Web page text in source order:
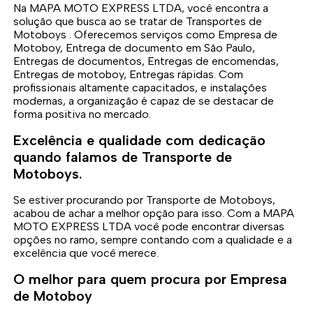
Na MAPA MOTO EXPRESS LTDA, você encontra a
solução que busca ao se tratar de Transportes de
Motoboys . Oferecemos serviços como Empresa de
Motoboy, Entrega de documento em São Paulo,
Entregas de documentos, Entregas de encomendas,
Entregas de motoboy, Entregas rápidas. Com
profissionais altamente capacitados, e instalações
modernas, a organização é capaz de se destacar de
forma positiva no mercado.
Excelência e qualidade com dedicação
quando falamos de Transporte de
Motoboys.
Se estiver procurando por Transporte de Motoboys,
acabou de achar a melhor opção para isso. Com a MAPA
MOTO EXPRESS LTDA você pode encontrar diversas
opções no ramo, sempre contando com a qualidade e a
excelência que você merece.
O melhor para quem procura por Empresa
de Motoboy